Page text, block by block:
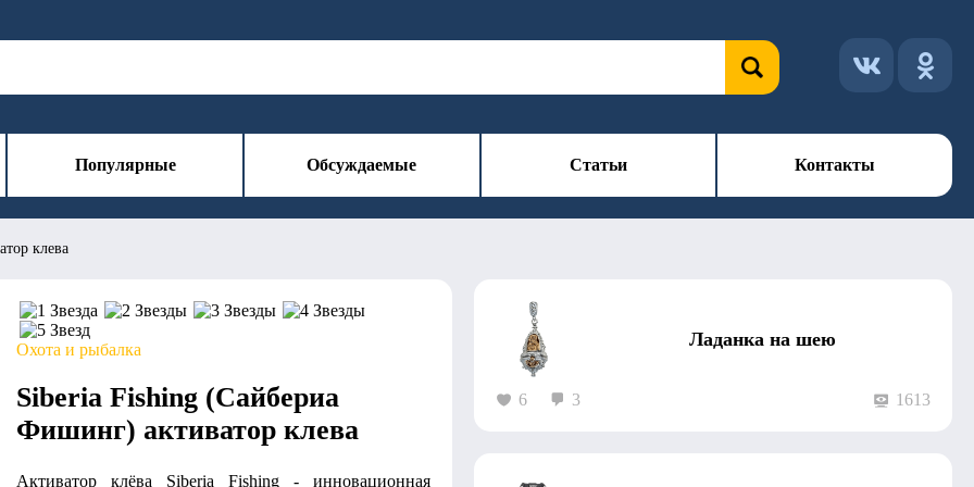
Популярные Обсуждаемые Статьи Контакты
клева
Ладанка на шею
6 3 1613
Охота и рыбалка
Siberia Fishing (Сайбериа
Фишинг) активатор клева
Активатор клёва Siberia Fishing - инновационная